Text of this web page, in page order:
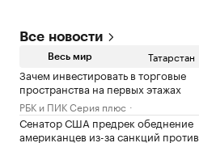
Все новости
Весь мир Татарстан
Зачем инвестировать в торговые
пространства на первых этажах
РБК и ПИК Серия плюс
Сенатор США предрек обеднение
американцев из-за санкций против